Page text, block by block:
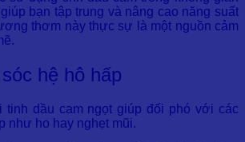
bạn tập trung và nâng cao năng suất
thơm này thực sự là một nguồn cảm
hệ hô hấp
tinh dầu cam ngọt giúp đối phó với các
như ho hay nghẹt mũi.